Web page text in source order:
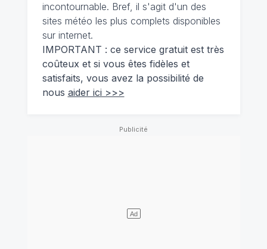
incontournable. Bref, il s'agit d'un des
sites météo les plus complets disponibles
sur internet.
IMPORTANT : ce service gratuit est très
coûteux et si vous êtes fidèles et
satisfaits, vous avez la possibilité de
nous aider ici >>>